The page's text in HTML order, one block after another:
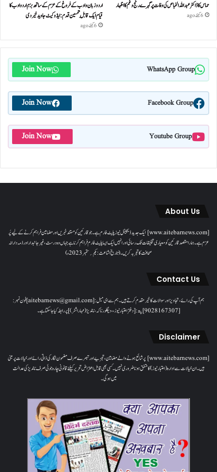
حماس کا ڈاکٹر عبداللہ الخباص کی وفات پر گہرے رنج وغم کااظہار
6 گھنٹے ago
اردو زبان و ادب کے فروغ کے عزم کے ساتھ بزمِ اردو ادب کا
قیام ایک قابلِ تحسین قدم : ایڈوکیٹ جاوید خیردی
6 گھنٹے ago
WhatsApp Group
Join Now
Facebook Group
Join Now
Youtube Group
Join Now
About Us
[www.aitebarnews.com] ایک جدید ڈیجیٹل نیوز پلیٹ فارم ہے۔ جو قارئین کو مستند خبریں اور مضامین فراہم کرنے کے لیے پُر
عزم ہے۔ ہمارا مقصدقارئین کو معیاری تخلیقات تک رسائی اور انہیں ایک ایسا پلیٹ فارم فراہم کرنا ہے جہاں وہ درست، غیر جانبدار اور ذمہ دارانہ
صحافت کا تجربہ کریں۔( تاریخ اشاعت : یکم؍ ستمبر 2023ء)
Contact Us
ہم آپ کی رائے، تجاویز اور سوالات کا خیرمقدم کرتے ہیں۔ ہم سےای میل: [aitebarnews@gmail.com]فون نمبر:
[9028167307]پتہ: [دفتر اعتبار نیوز، ، دیگلور ناکہ، ناندیڑ(مہاراشٹر) ] پر رابطہ کیا جاسکتا ہے۔
Disclaimer
[www.aitebarnews.com] پر شائع ہونے والے مضامین، تجزیے اور تبصرے صرف مضمون نگار کی ذاتی رائے اور خیالات پر مبنی
ہیں۔ ان خیالات سے ادارہ (اعتبار نیوز) کا متفق ہونا ضروری نہیں۔ کسی بھی قابل اعتراض تحریر کیلئے قانونی چارہ جوئی صرف ناندیڑ کی عدالت
میں ہوگی۔